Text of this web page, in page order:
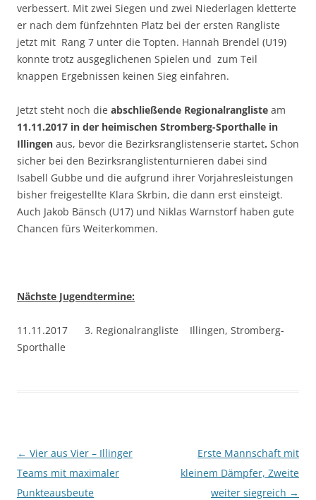
verbessert. Mit zwei Siegen und zwei Niederlagen kletterte
er nach dem fünfzehnten Platz bei der ersten Rangliste
jetzt mit Rang 7 unter die Topten. Hannah Brendel (U19)
konnte trotz ausgeglichenen Spielen und zum Teil
knappen Ergebnissen keinen Sieg einfahren.
Jetzt steht noch die abschließende Regionalrangliste am
11.11.2017 in der heimischen Stromberg-Sporthalle in
Illingen aus, bevor die Bezirksranglistenserie startet. Schon
sicher bei den Bezirksranglistenturnieren dabei sind
Isabell Gubbe und die aufgrund ihrer Vorjahresleistungen
bisher freigestellte Klara Skrbin, die dann erst einsteigt.
Auch Jakob Bänsch (U17) und Niklas Warnstorf haben gute
Chancen fürs Weiterkommen.
Nächste Jugendtermine:
11.11.2017 3. Regionalrangliste Illingen, Stromberg-
Sporthalle
Beitragsnavigation
← Vier aus Vier – Illinger
Teams mit maximaler
Punkteausbeute
Erste Mannschaft mit
kleinem Dämpfer, Zweite
weiter siegreich →